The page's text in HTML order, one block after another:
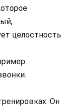
целостность
Он